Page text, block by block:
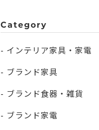
Category
- インテリア家具・家電
- ブランド家具
- ブランド食器・雑貨
- ブランド家電